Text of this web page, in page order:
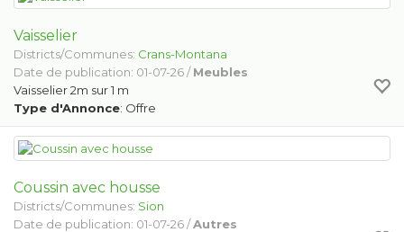
Vaisselier
Districts/Communes: Crans-Montana
Date de publication: 01-07-26 /Meubles
Vaisselier 2m sur 1 m
Type d'Annonce: Offre
Coussin avec housse
Districts/Communes: Sion
Date de publication: 01-07-26 /Autres